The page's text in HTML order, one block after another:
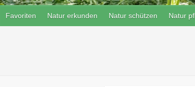
Favoriten Natur erkunden Natur schützen Natur